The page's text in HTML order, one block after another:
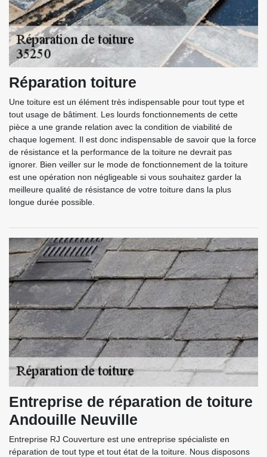
Réparation toiture
Une toiture est un élément très indispensable pour tout type et
tout usage de bâtiment. Les lourds fonctionnements de cette
pièce a une grande relation avec la condition de viabilité de
chaque logement. Il est donc indispensable de savoir que la force
de résistance et la performance de la toiture ne devrait pas
ignorer. Bien veiller sur le mode de fonctionnement de la toiture
est une opération non négligeable si vous souhaitez garder la
meilleure qualité de résistance de votre toiture dans la plus
longue durée possible.
Entreprise de réparation de toiture
Andouille Neuville
Entreprise RJ Couverture est une entreprise spécialiste en
réparation de tout type et tout état de la toiture. Nous disposons